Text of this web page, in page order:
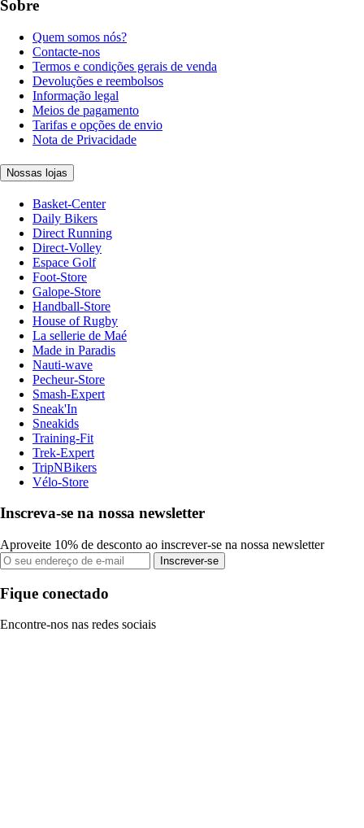
Sobre
Quem somos nós?
Contacte-nos
Termos e condições gerais de venda
Devoluções e reembolsos
Informação legal
Meios de pagamento
Tarifas e opções de envio
Nota de Privacidade
Nossas lojas
Basket-Center
Daily Bikers
Direct Running
Direct-Volley
Espace Golf
Foot-Store
Galope-Store
Handball-Store
House of Rugby
La sellerie de Maé
Made in Paradis
Nauti-wave
Pecheur-Store
Smash-Expert
Sneak'In
Sneakids
Training-Fit
Trek-Expert
TripNBikers
Vélo-Store
Inscreva-se na nossa newsletter
Aproveite 10% de desconto ao inscrever-se na nossa newsletter
Inscrever-se
Fique conectado
Encontre-nos nas redes sociais